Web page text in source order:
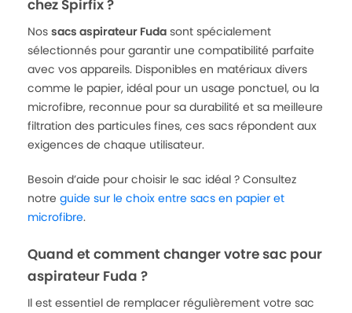
chez Spirfix ?
Nos sacs aspirateur Fuda sont spécialement
sélectionnés pour garantir une compatibilité parfaite
avec vos appareils. Disponibles en matériaux divers
comme le papier, idéal pour un usage ponctuel, ou la
microfibre, reconnue pour sa durabilité et sa meilleure
filtration des particules fines, ces sacs répondent aux
exigences de chaque utilisateur.
Besoin d’aide pour choisir le sac idéal ? Consultez
notre guide sur le choix entre sacs en papier et
microfibre.
Quand et comment changer votre sac pour
aspirateur Fuda ?
Il est essentiel de remplacer régulièrement votre sac